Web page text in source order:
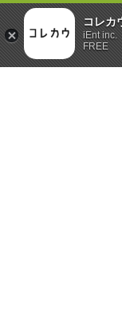
コレカ
iEnt inc.
FREE